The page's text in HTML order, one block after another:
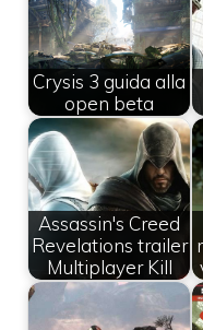
Crysis 3 guida alla
open beta
Assassin's Creed
Revelations trailer
Multiplayer Kill